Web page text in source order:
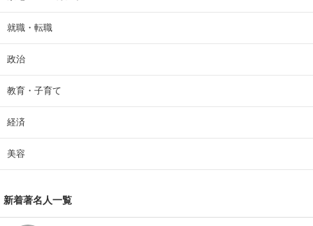
就職・転職
政治
教育・子育て
経済
美容
新着著名人一覧